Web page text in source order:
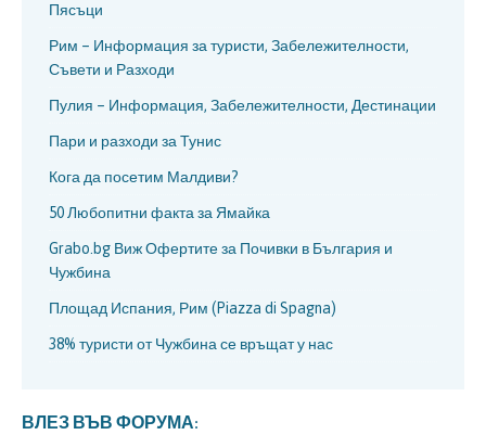
Пясъци
Рим – Информация за туристи, Забележителности,
Съвети и Разходи
Пулия – Информация, Забележителности, Дестинации
Пари и разходи за Тунис
Кога да посетим Малдиви?
50 Любопитни факта за Ямайка
Grabo.bg Виж Офертите за Почивки в България и
Чужбина
Площад Испания, Рим (Piazza di Spagna)
38% туристи от Чужбина се връщат у нас
ВЛЕЗ ВЪВ ФОРУМА: